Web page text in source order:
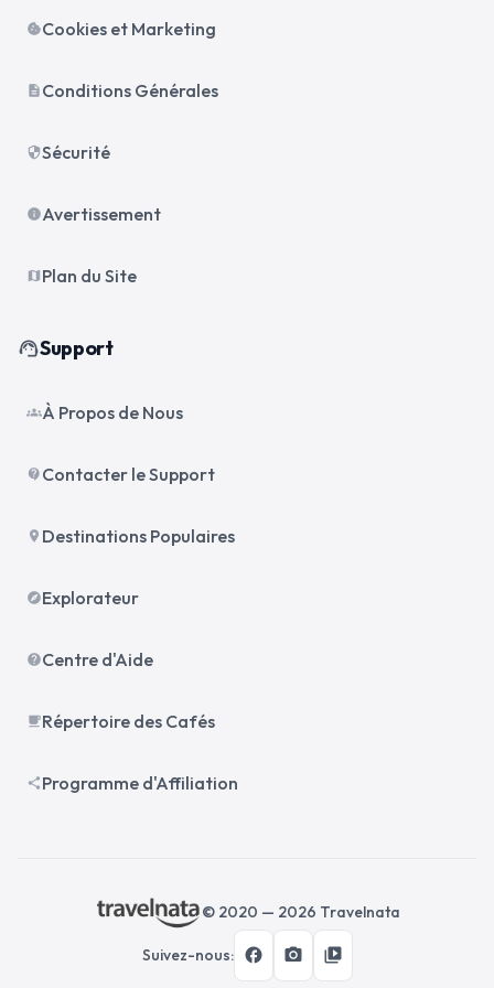
cookieCookies et Marketing
description Conditions Générales
securitySécurité
infoAvertissement
map Plan du Site
support_agentSupport
groupsÀ Propos de Nous
contact_support Contacter le Support
place Destinations Populaires
exploreExplorateur
helpCentre d'Aide
local_cafeRépertoire des Cafés
share Programme d'Affiliation
© 2020 — 2026 Travelnata
Suivez-nous: facebook photo_camera video_library